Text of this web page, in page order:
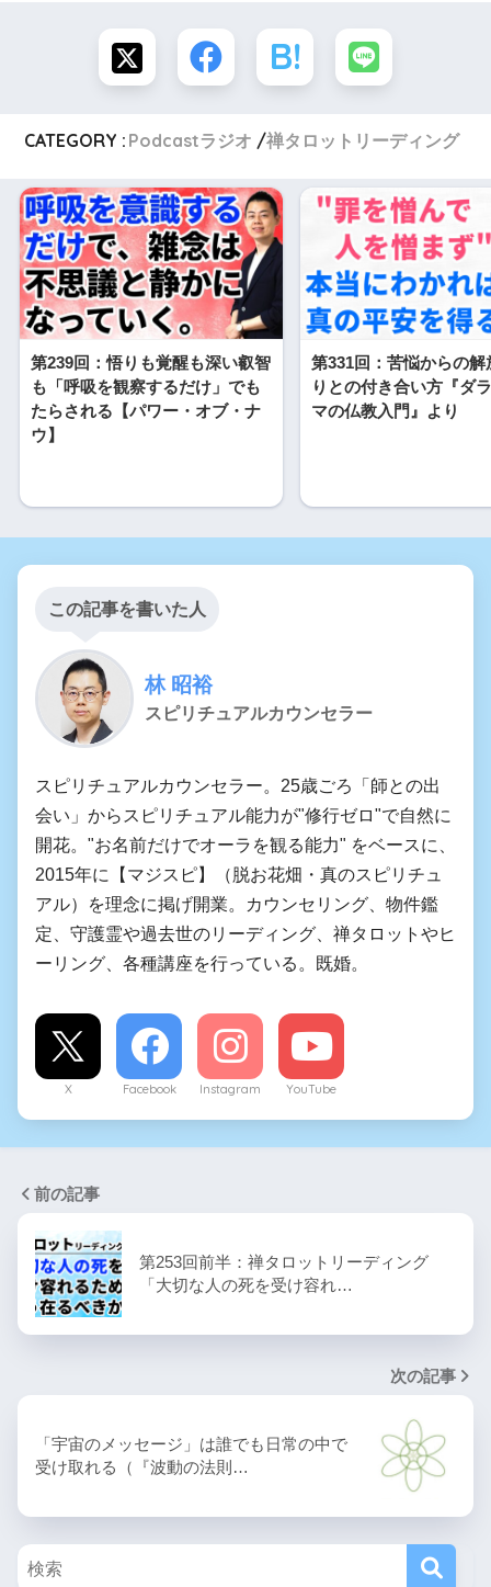
CATEGORY : Podcastラジオ 禅タロットリーディング
第239回：悟りも覚醒も深い叡智
も「呼吸を観察するだけ」でも
たらされる【パワー・オブ・ナ
ウ】
第331回：苦悩からの
りとの付き合い方『ダ
マの仏教入門』より
この記事を書いた人
林 昭裕
スピリチュアルカウンセラー
スピリチュアルカウンセラー。25歳ごろ「師との出
会い」からスピリチュアル能力が"修行ゼロ"で自然に
開花。"お名前だけでオーラを観る能力" をベースに、
2015年に【マジスピ】（脱お花畑・真のスピリチュ
アル）を理念に掲げ開業。カウンセリング、物件鑑
定、守護霊や過去世のリーディング、禅タロットやヒ
ーリング、各種講座を行っている。既婚。
X Facebook Instagram YouTube
前の記事
第253回前半：禅タロットリーディング
「大切な人の死を受け容れ…
次の記事
「宇宙のメッセージ」は誰でも日常の中で
受け取れる（『波動の法則…